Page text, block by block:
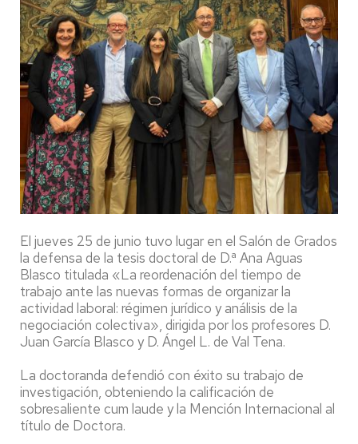
El jueves 25 de junio tuvo lugar en el Salón de Grados
la defensa de la tesis doctoral de D.ª Ana Aguas
Blasco titulada «La reordenación del tiempo de
trabajo ante las nuevas formas de organizar la
actividad laboral: régimen jurídico y análisis de la
negociación colectiva», dirigida por los profesores D.
Juan García Blasco y D. Ángel L. de Val Tena.
La doctoranda defendió con éxito su trabajo de
investigación, obteniendo la calificación de
sobresaliente cum laude y la Mención Internacional al
título de Doctora.